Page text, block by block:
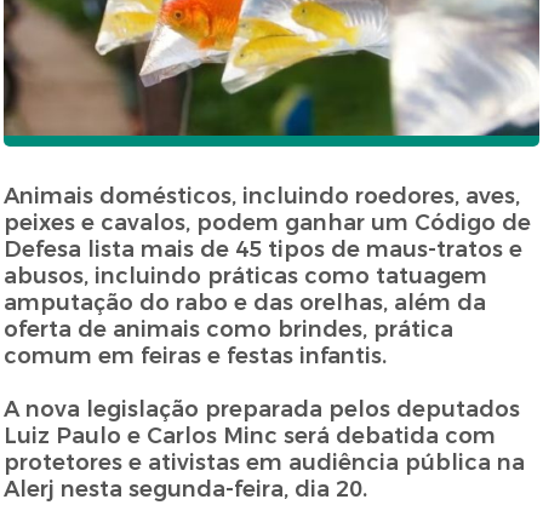
Animais domésticos, incluindo roedores, aves,
peixes e cavalos, podem ganhar um Código de
Defesa lista mais de 45 tipos de maus-tratos e
abusos, incluindo práticas como tatuagem
amputação do rabo e das orelhas, além da
oferta de animais como brindes, prática
comum em feiras e festas infantis.
A nova legislação preparada pelos deputados
Luiz Paulo e Carlos Minc será debatida com
protetores e ativistas em audiência pública na
Alerj nesta segunda-feira, dia 20.